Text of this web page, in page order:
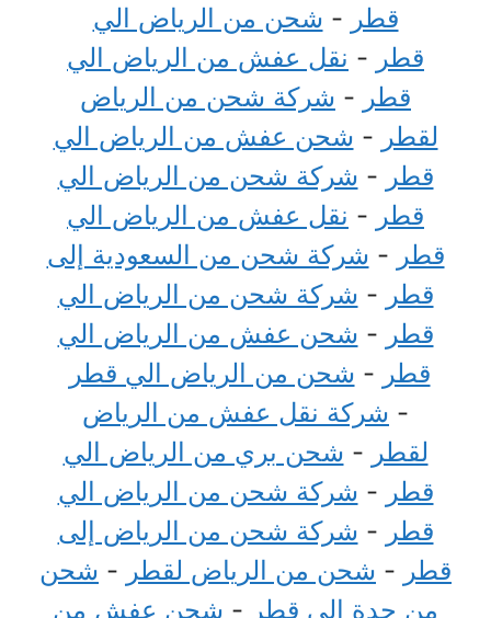
قطر - شحن من الرياض الي
قطر - نقل عفش من الرياض الي
قطر - شركة شحن من الرياض
لقطر - شحن عفش من الرياض الي
قطر - شركة شحن من الرياض الي
قطر - نقل عفش من الرياض الي
قطر - شركة شحن من السعودية إلى
قطر - شركة شحن من الرياض الي
قطر - شحن عفش من الرياض الي
قطر - شحن من الرياض الي قطر
- شركة نقل عفش من الرياض
لقطر - شحن بري من الرياض الي
قطر - شركة شحن من الرياض الي
قطر - شركة شحن من الرياض إلى
قطر - شحن من الرياض لقطر - شحن
من جدة الي قطر - شحن عفش من